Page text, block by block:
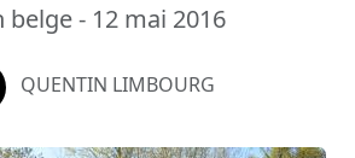
belge - 12 mai 2016
QUENTIN LIMBOURG